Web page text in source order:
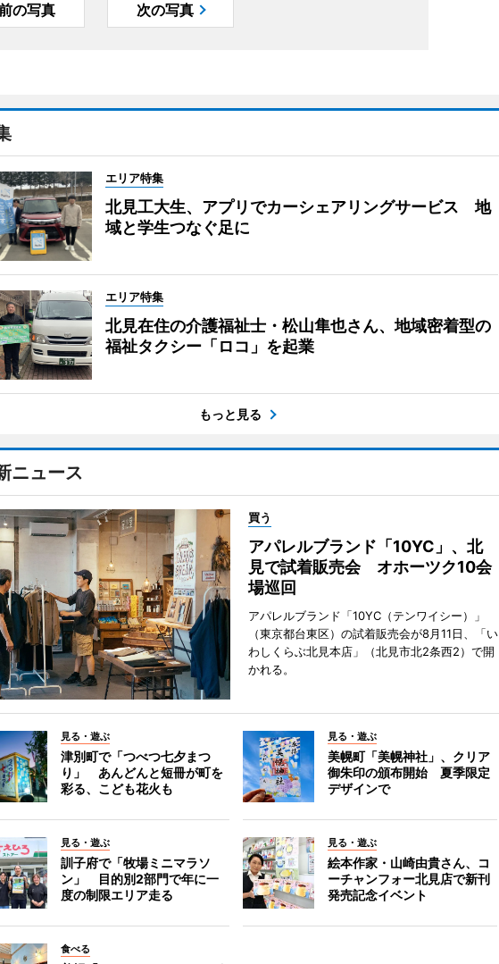
の写真 次の写真
エリア特集
北見工大生、アプリでカーシェアリングサービス 地
域と学生つなぐ足に
エリア特集
北見在住の介護福祉士・松山隼也さん、地域密着型の
福祉タクシー「ロコ」を起業
もっと見る
ニュース
買う
アパレルブランド「10YC」、北
見で試着販売会 オホーツク10会
場巡回
アパレルブランド「10YC（テンワイシー）」
（東京都台東区）の試着販売会が8月11日、「い
わしくらぶ北見本店」（北見市北2条西2）で開
かれる。
見る・遊ぶ
津別町で「つべつ七夕まつ
り」 あんどんと短冊が町を
彩る、こども花火も
見る・遊ぶ
美幌町「美幌神社」、クリア
御朱印の頒布開始 夏季限定
デザインで
見る・遊ぶ
訓子府で「牧場ミニマラソ
ン」 目的別2部門で年に一
度の制限エリア走る
見る・遊ぶ
絵本作家・山崎由貴さん、コ
ーチャンフォー北見店で新刊
発売記念イベント
食べる